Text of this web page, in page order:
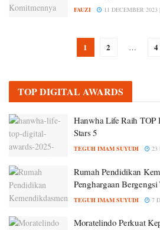
FAUZI 11 DECEMBER 2023
1 2 … 4
TOP DIGITAL AWARDS
Hanwha Life Raih
Stars 5
TEGUH IMAM SUYUDI 23
Rumah Pendidikan
Penghargaan
TEGUH IMAM SUYUDI 7
Moratelindo Perkuat